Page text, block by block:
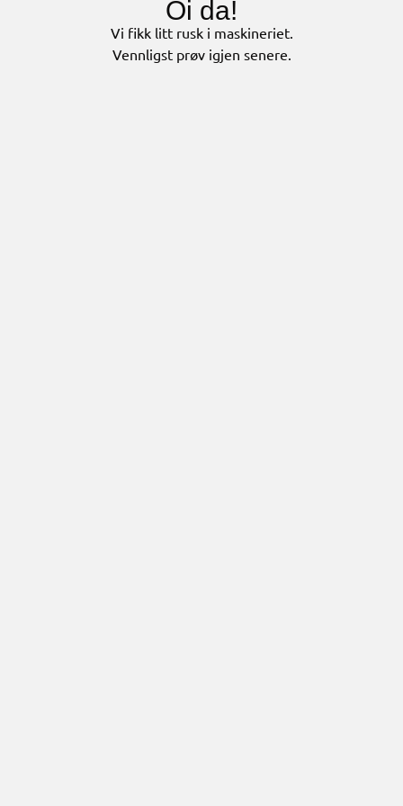
Oi da!
Vi fikk litt rusk i maskineriet.
Vennligst prøv igjen senere.